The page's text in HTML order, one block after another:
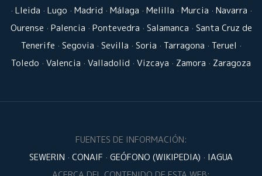
· Lleida · Lugo · Madrid · Málaga · Melilla · Murcia · Navarra ·
Ourense · Palencia · Pontevedra · Salamanca · Santa Cruz de
Tenerife · Segovia · Sevilla · Soria · Tarragona · Teruel ·
Toledo · Valencia · Valladolid · Vizcaya · Zamora · Zaragoza
FUENTES DE INFORMACIÓN:
SEWERIN · CONAIF · GEÓFONO (WIKIPEDIA) · IAGUA